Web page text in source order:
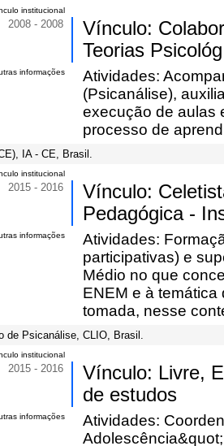
institucional
2008 - 2008
Vínculo:
Teorias
informações
Atividades:
(Psicanálise),
execução de aulas
processo de
IA - CE, Brasil.
institucional
2015 - 2016
Vínculo:
Pedagógica -
informações
Atividades:
participativas) e
Médio no que
ENEM e à
tomada, nesse
de Psicanálise, CLIO, Brasil.
institucional
2015 - 2016
Vínculo: Livre,
de estudos
informações
Atividades: